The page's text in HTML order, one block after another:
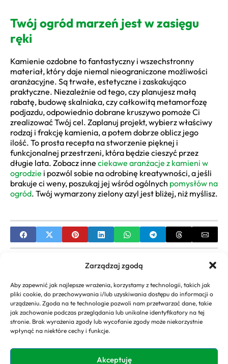
Zarządzaj zgodą
Aby zapewnić jak najlepsze wrażenia, korzystamy z technologii, takich jak
pliki cookie, do przechowywania i/lub uzyskiwania dostępu do informacji o
urządzeniu. Zgoda na te technologie pozwoli nam przetwarzać dane, takie
jak zachowanie podczas przeglądania lub unikalne identyfikatory na tej
stronie. Brak wyrażenia zgody lub wycofanie zgody może niekorzystnie
wpłynąć na niektóre cechy i funkcje.
Akceptuję
Twój ogród marzeń jest w zasięgu
ręki
Kamienie ozdobne to fantastyczny i wszechstronny
materiał, który daje niemal nieograniczone możliwości
aranżacyjne. Są trwałe, estetyczne i zaskakująco
praktyczne. Niezależnie od tego, czy planujesz małą
rabatę, budowę skalniaka, czy całkowitą metamorfozę
podjazdu, odpowiednio dobrane kruszywo pomoże Ci
zrealizować Twój cel. Zaplanuj projekt, wybierz właściwy
rodzaj i frakcję kamienia, a potem dobrze oblicz jego
ilość. To prosta recepta na stworzenie pięknej i
funkcjonalnej przestrzeni, która będzie cieszyć przez
długie lata. Zobacz inne ciekawe aranżacje z kamieni w
ogrodzie i pozwól sobie na odrobinę kreatywności, a jeśli
brakuje ci weny, poszukaj jej wśród ogólnych pomysłów na
ogród. Twój wymarzony zielony azyl jest bliżej, niż myślisz.
Kompletny Przewodnik po Magicznych Ogrodach:
Atrakcje i Plan Wizyty
NEXT
Europejskie ogrody: odkryj style, historię i sekrety